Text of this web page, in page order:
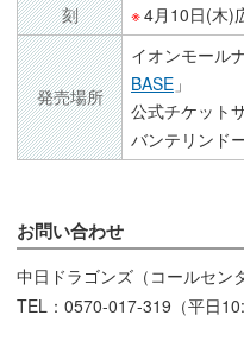
刻
4月10日(木)
発売場所
イオンモール
BASE 」
公式チケット
バンテリンド
お問い合わせ
中日ドラゴンズ（コールセン
TEL：0570-017-319（平日